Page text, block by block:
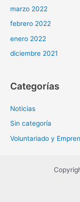
marzo 2022
febrero 2022
enero 2022
diciembre 2021
Categorías
Noticias
Sin categoría
Voluntariado y